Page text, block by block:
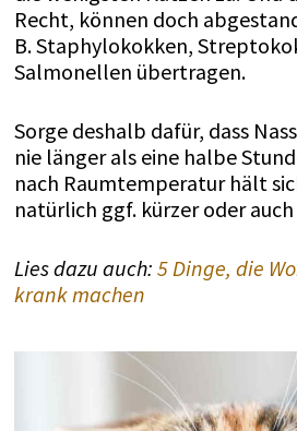
Recht, können doch
B. Staphylokokken,
Salmonellen übertragen.
Sorge deshalb dafür, dass
nie länger als eine halbe
nach Raumtemperatur hält
natürlich ggf. kürzer oder
Lies dazu auch: 5 Dinge, die
krank machen